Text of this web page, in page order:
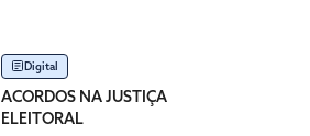
Digital
ACORDOS NA JUSTIÇA
ELEITORAL